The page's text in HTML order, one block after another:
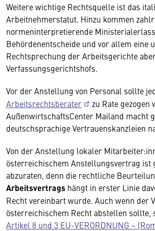
Weitere wichtige Rechtsquelle ist das
Arbeitnehmerstatut. Hinzu kommen
normeninterpretierende
Behördenentscheide und vor allem eine
Rechtsprechung der Arbeitsgerichte
Verfassungsgerichtshofs.
Vor der Anstellung von Personal sollte
Arbeitsrechtsberater
zu Rate gezogen
AußenwirtschaftsCenter Mailand macht
deutschsprachige Vertrauenskanzleien
Von der Anstellung lokaler
österreichischem Anstellungsvertrag ist
abzuraten, denn die rechtliche
Arbeitsvertrags hängt in erster Linie
Recht vereinbart wurde. Auch wenn der
österreichischem Recht abstellen sollte,
Artikel 8 und 3 EU-VERORDNUNG –